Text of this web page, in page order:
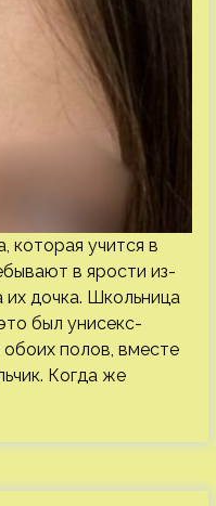
которая учится в
в ярости из-
дочка. Школьница
был унисекс-
обоих полов, вместе
Когда же